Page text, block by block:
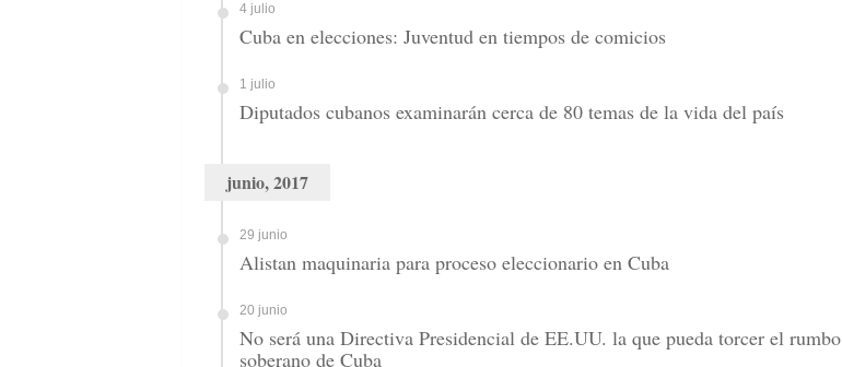
4 julio
Cuba en elecciones: Juventud en tiempos de comicios
1 julio
Diputados cubanos examinarán cerca de 80 temas de la vida del país
junio, 2017
29 junio
Alistan maquinaria para proceso eleccionario en Cuba
20 junio
No será una Directiva Presidencial de EE.UU. la que pueda torcer el rumbo
soberano de Cuba